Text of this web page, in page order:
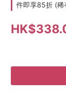
件即享85折 (稀